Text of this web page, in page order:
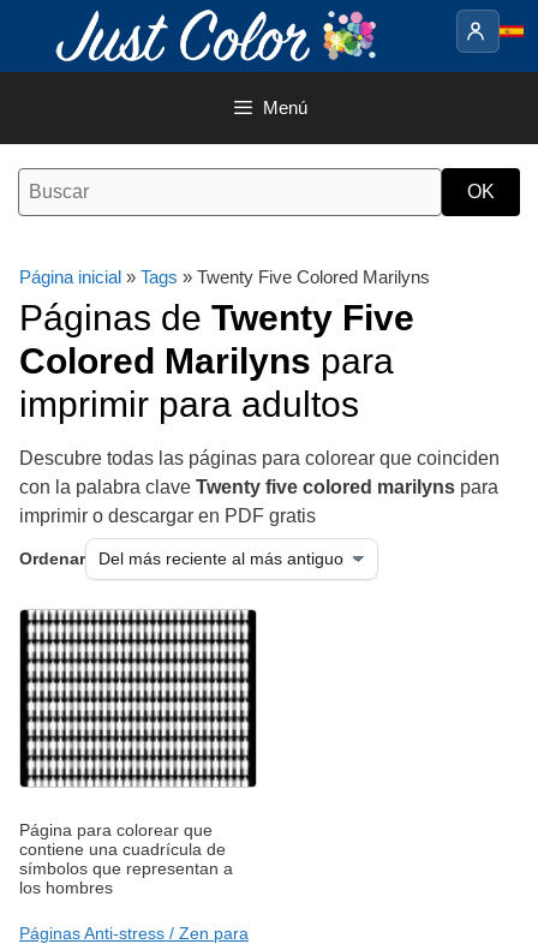
contenido
Menú
Página inicial » Tags » Twenty Five Colored Marilyns
Páginas de Twenty Five
Colored Marilyns para
imprimir para adultos
Descubre todas las páginas para colorear que coinciden
con la palabra clave Twenty five colored marilyns para
imprimir o descargar en PDF gratis
Ordenar
Página para colorear que
contiene una cuadrícula de
símbolos que representan a
los hombres
Páginas Anti-stress / Zen para